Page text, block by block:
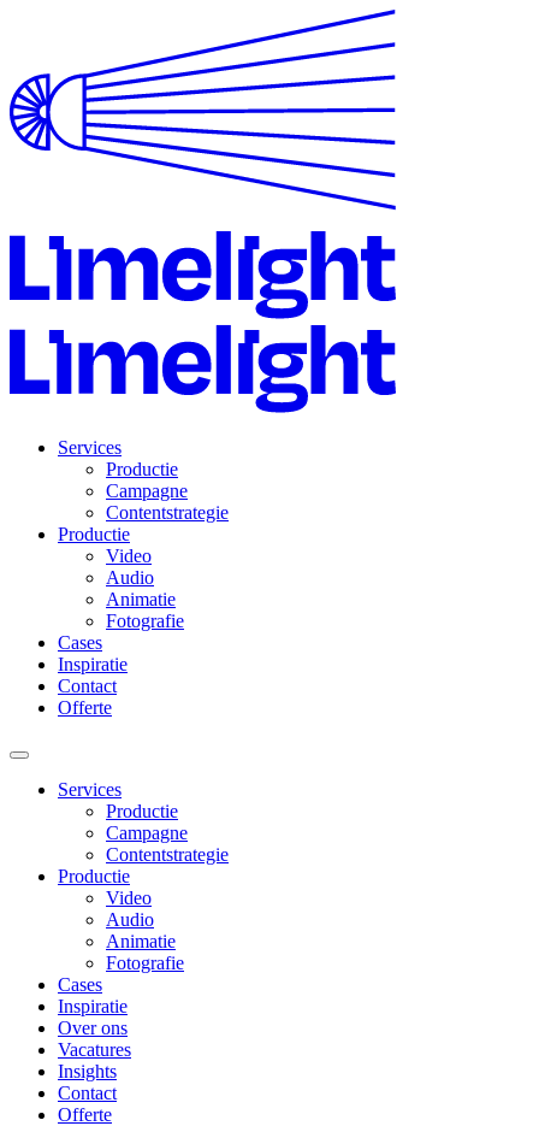
Services
Productie
Campagne
Contentstrategie
Productie
Video
Audio
Animatie
Fotografie
Cases
Inspiratie
Contact
Offerte
Services
Productie
Campagne
Contentstrategie
Productie
Video
Audio
Animatie
Fotografie
Cases
Inspiratie
Over ons
Vacatures
Insights
Contact
Offerte